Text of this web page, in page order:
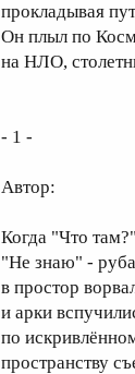
прокладывая
Он плыл по
на НЛО,
- 1 -
Автор:
Когда "Что
"Не знаю" -
в простор
и арки
по
пространству